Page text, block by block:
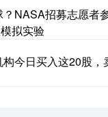
NASA招募志愿者
拟实验
今日买入这20股，